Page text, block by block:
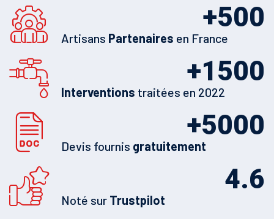
500
+
Artisans Partenaires en France
1500
+
Interventions traitées en 2022
5000
+
Devis fournis gratuitement
4.6
Noté sur Trustpilot